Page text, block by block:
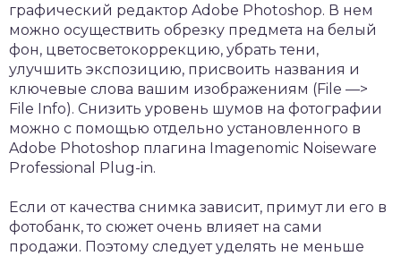
графический редактор Adobe Photoshop. В нем
можно осуществить обрезку предмета на белый
фон, цветосветокоррекцию, убрать тени,
улучшить экспозицию, присвоить названия и
ключевые слова вашим изображениям (File —>
File Info). Снизить уровень шумов на фотографии
можно с помощью отдельно установленного в
Adobe Photoshop плагина Imagenomic Noiseware
Professional Plug-in.
Если от качества снимка зависит, примут ли его в
фотобанк, то сюжет очень влияет на сами
продажи. Поэтому следует уделять не меньше